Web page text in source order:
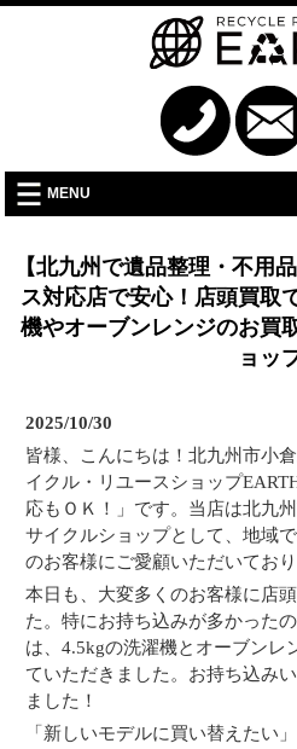
MENU
【北九州で遺品整理・不用品処分もOK！】インボイ
ス対応店で安心！店頭買取
機やオーブンレンジのお買
ョッ
2025/10/30
皆様、こんにちは！北九州市小
イクル・リユースショップ
応もＯＫ！」です。当店は北九
サイクルショップとして、地域
のお客様にご愛顧いただいており
本日も、大変多くのお客様に店
た。特にお持ち込みが多かった
は、4.5kgの洗濯機とオーブンレ
ていただきました。お持ち込み
ました！
「新しいモデルに買い替えたい